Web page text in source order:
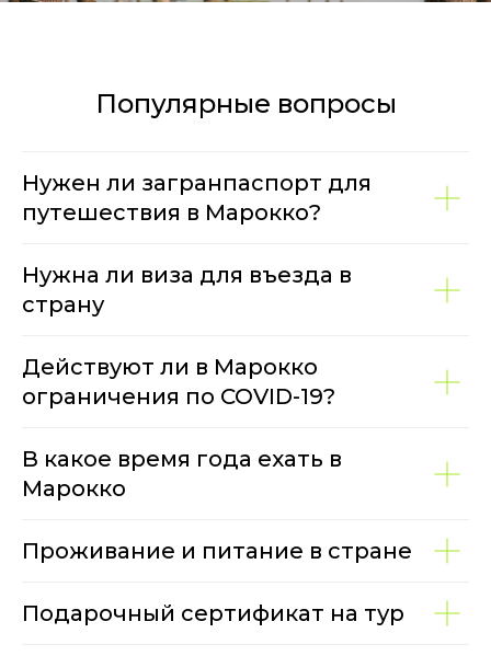
Популярные вопросы
Нужен ли загранпаспорт для
путешествия в Марокко?
Нужна ли виза для въезда в
страну
Действуют ли в Марокко
ограничения по COVID-19?
В какое время года ехать в
Марокко
Проживание и питание в стране
Подарочный сертификат на тур